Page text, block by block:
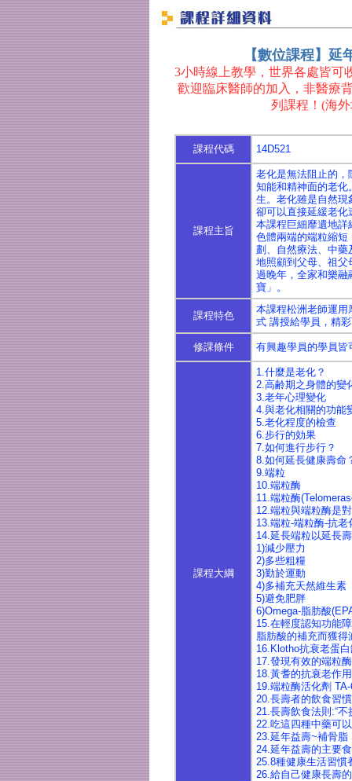
【數位課程】
3小時線上教學，世界各處皆可
歡迎臨床醫師的加入，非醫療
列課程！(海
課程代碼 14D521
課程主旨
老化是無法阻止的，
知能和精神面的老化
生。老化雖是自然現
卻可以直接延緩老化
本課程巨細靡遺地詳
色體兩端的端粒縮短
劃、自然療法、中藥
地照顧到父母、祖父
過晚年，全家和樂融
寶」。
課程特色
本課程松洲老師運用
式 講授給學員，精
修課條件 有興趣學員的學員皆
課程大綱
1.什麼是老化？
2.高齢期之身體的變
3.老年心理變化
4.與老化相關的功能
5.老化程度的檢查
6.步行的効果
7.如何進行步行？
8.如何延長健康壽命
9.端粒
10.端粒酶
11.端粒酶
12.端粒與端粒酶是
13.端粒-端粒酶-抗老
14.延長端粒以延長
1)減少壓力
2)多些粗糧
3)勤於運動
4)多補充天然維生素
5)避免肥胖
6)Omega-脂肪酸
15.在輕度認知功能
脂肪酸的補充而獲得
16.Klotho抗衰老蛋
17.發現有效的端粒
18.黃耆的抗衰老作用
19.端粒酶活化劑
20.長壽者的飲食習
21.長壽飲食法則:“不
22.吃這四種中藥可
23.延年益壽~補骨脂
24.延年益壽的主要
25.8種健康生活習慣
26.給自己健康長壽